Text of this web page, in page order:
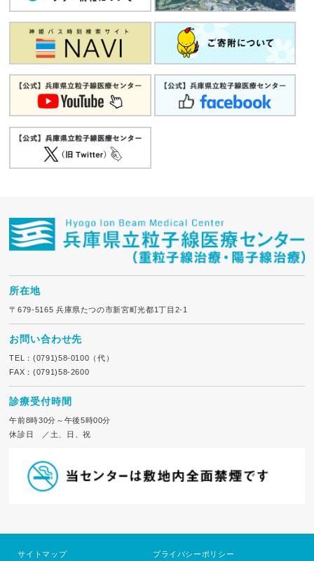
所在地
〒679-5165 兵庫県たつの市新宮町光都1丁目2-1
お問い合わせ先
TEL：(0791)58-0100（代）
FAX：(0791)58-2600
診療受付時間
午前8時30分～午後5時00分
休診日 ／土、日、祝
サイトマップ プライバシーポリシー